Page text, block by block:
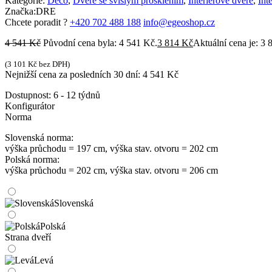
Značka:DRE
Chcete poradit ? +420 702 488 188 info@egeoshop.cz
4 541Kč Původní cena byla: 4 541 Kč.3 814 KčAktuální cena je: 3
(3 101 Kč bez DPH)
Nejnižší cena za posledních 30 dní: 4 541 Kč
Dostupnost: 6 - 12 týdnů
Konfigurátor
Norma
Slovenská norma:
výška průchodu = 197 cm, výška stav. otvoru = 202 cm
Polská norma:
výška průchodu = 202 cm, výška stav. otvoru = 206 cm
Slovenská
Polská
Strana dveří
Levá